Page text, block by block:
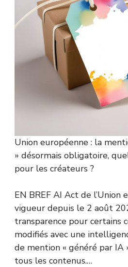
Union européenne : la
» désormais obligatoire,
pour les créateurs ?
EN BREF AI Act de l’Union
vigueur depuis le 2 août
transparence pour certains
modifiés avec une
de mention « généré par IA
tous les contenus.…